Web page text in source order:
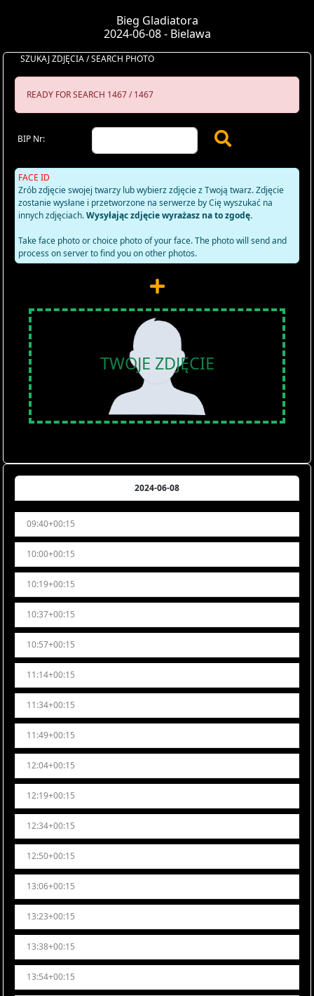
Bieg Gladiatora
2024-06-08 - Bielawa
SZUKAJ ZDJĘCIA / SEARCH PHOTO
READY FOR SEARCH 1467 / 1467
BIP Nr:
FACE ID
Zrób zdjęcie swojej twarzy lub wybierz zdjęcie z Twoją twarz. Zdjęcie
zostanie wysłane i przetworzone na serwerze by Cię wyszukać na
innych zdjęciach.Wysyłając zdjęcie wyrażasz na to zgodę.
Take face photo or choice photo of your face. The photo will send and
process on server to find you on other photos.
TWOJE ZDJĘCIE
2024-06-08
09:40+00:15
10:00+00:15
10:19+00:15
10:37+00:15
10:57+00:15
11:14+00:15
11:34+00:15
11:49+00:15
12:04+00:15
12:19+00:15
12:34+00:15
12:50+00:15
13:06+00:15
13:23+00:15
13:38+00:15
13:54+00:15